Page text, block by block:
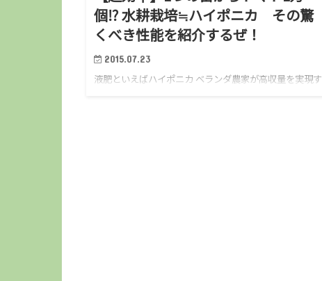
個⁉︎ 水耕栽培≒ハイポニカ その驚
くべき性能を紹介するぜ！
2015.07.23
液肥といえばハイポニカ ベランダ農家が高収量を実現す